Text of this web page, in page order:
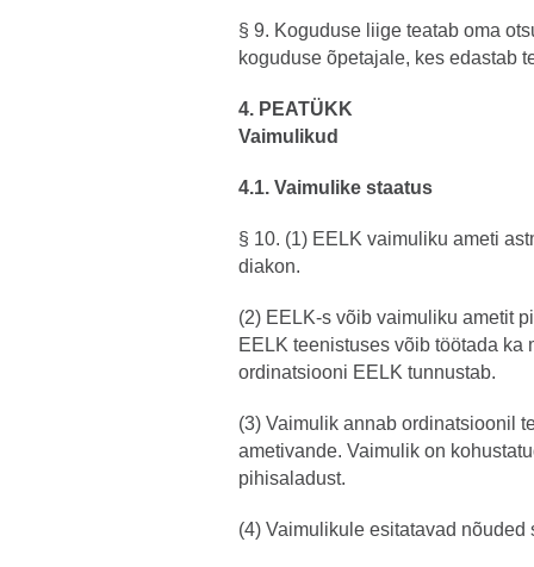
§ 9. Koguduse liige teatab oma
koguduse õpetajale, kes edastab
4. PEATÜKK
Vaimulikud
4.1. Vaimulike staatus
§ 10. (1) EELK vaimuliku ameti
diakon.
(2) EELK-s võib vaimuliku ametit
EELK teenistuses võib töötada
ordinatsiooni EELK tunnustab.
(3) Vaimulik annab ordinatsioonil
ametivande. Vaimulik on
pihisaladust.
(4) Vaimulikule esitatavad